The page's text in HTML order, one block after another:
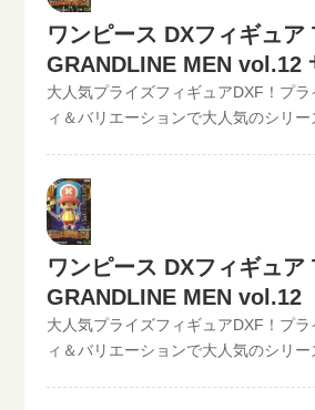
キットが届いたら、ダンボールに商品
け。自宅から出ることなく、お売りに
れます！宅配買取可能地域は、日本全
買取り可能です！買取査定価格の振
料です。JANコード入力で更に具体的
のような入力方法でも仮買取査定が可
る。開催中の買取キャンペーン情報
は全て最新の相場で改めて買取査定致
ください。》ワンピース DXフィギュ
GRANDLINE MEN vol.11 ゴール・D・
取価格は500円（未開封の場合
この他のワンピースDXフィギュアの
取査定の仮買取査定金額に納得したら
申し込みフォームからお申込みくださ
送料無料の宅配キットが届いたら、ダ
詰めて、送るだけ。自宅から出ること
りたいものが売れます！宅配買取可能
どこからでもお買取り可能です！買取
数料など全て無料です。JANコード入
ワンピース DXフィギュア
GRANDLINE MEN vol.12
価格
大人気プライズフィギュアDXF！プ
ィ＆バリエーションで大人気のシリー
取中！！2022/06/07更新！《現在、各
が遅れているものがありますが、ご依
は全て最新の相場で改めて買取査定致
ください。》ワンピース DXフィギュ
GRANDLINE MEN vol.12 サンジ現在
（未開封の場合）
ピースDXフィギュアの最新買取価格
ワンピース DXフィギュア
GRANDLINE MEN vol.12
ー・チョッパーの買取価格
大人気プライズフィギュアDXF！プ
ィ＆バリエーションで大人気のシリー